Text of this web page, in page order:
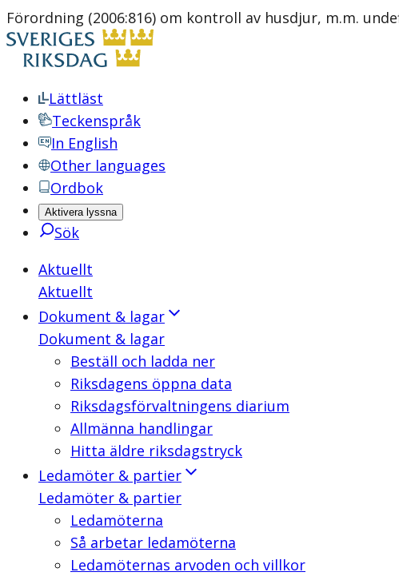
Förordning (2006:816) om kontroll av husdjur, m.m.
Lättläst
Teckenspråk
In English
Other languages
Ordbok
Aktivera lyssna
Sök
Aktuellt
Aktuellt
Dokument & lagar
Dokument & lagar
Beställ och ladda ner
Riksdagens öppna data
Riksdagsförvaltningens diarium
Allmänna handlingar
Hitta äldre riksdagstryck
Ledamöter & partier
Ledamöter & partier
Ledamöterna
Så arbetar ledamöterna
Ledamöternas arvoden och villkor